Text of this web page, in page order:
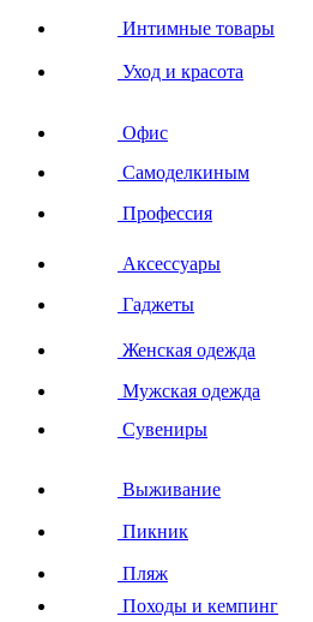
Интимные товары
Уход и красота
Офис
Самоделкиным
Профессия
Аксессуары
Гаджеты
Женская одежда
Мужская одежда
Сувениры
Выживание
Пикник
Пляж
Походы и кемпинг